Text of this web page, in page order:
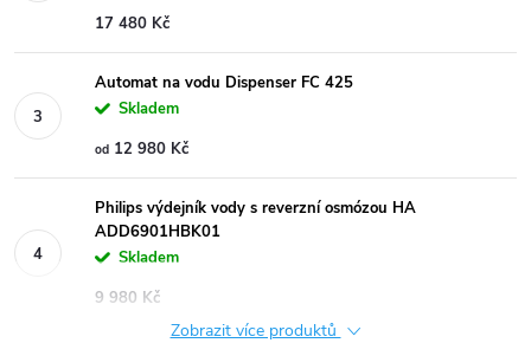
17 480 Kč
Automat na vodu Dispenser FC 425
Skladem
od 12 980 Kč
Philips výdejník vody s reverzní osmózou HA
ADD6901HBK01
Skladem
9 980 Kč
Zobrazit více produktů